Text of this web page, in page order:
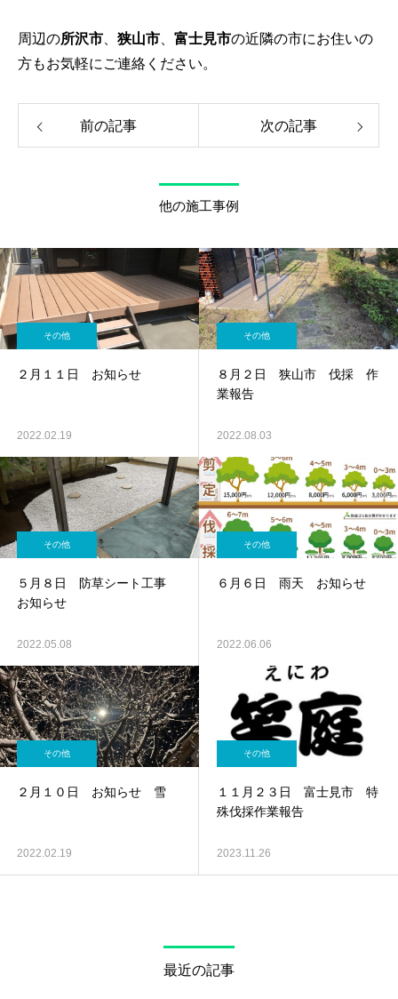
周辺の所沢市 狭山市 富士見市の近隣の市にお住いの
方もお気軽にご連絡ください。
前の記事 次の記事
他の施工事例
その他
２月１１日 お知らせ
2022.02.19
その他
８月２日 狭山市 伐採 作
業報告
2022.08.03
その他
５月８日 防草シート工事
お知らせ
2022.05.08
その他
６月６日 雨天 お知らせ
2022.06.06
その他
２月１０日 お知らせ 雪
2022.02.19
その他
１１月２３日 富士見市 特
殊伐採作業報告
2023.11.26
最近の記事